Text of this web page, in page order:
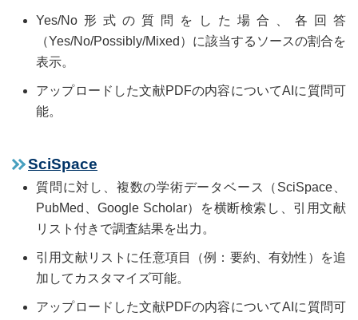
Yes/No形式の質問をした場合、各回答
（Yes/No/Possibly/Mixed）に該当するソースの割合を
表示。
アップロードした文献PDFの内容についてAIに質問可
能。
SciSpace
質問に対し、複数の学術データベース（SciSpace、
PubMed、Google Scholar）を横断検索し、引用文献
リスト付きで調査結果を出力。
引用文献リストに任意項目（例：要約、有効性）を追
加してカスタマイズ可能。
アップロードした文献PDFの内容についてAIに質問可